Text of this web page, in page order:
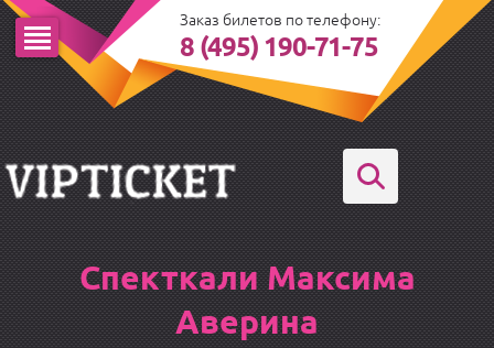
Заказ билетов по телефону:
8 (495) 190-71-75
Спекткали Максима
Аверина